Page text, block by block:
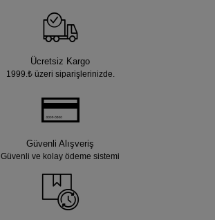
Ücretsiz Kargo
1999.₺ üzeri siparişlerinizde.
Güvenli Alışveriş
Güvenli ve kolay ödeme sistemi